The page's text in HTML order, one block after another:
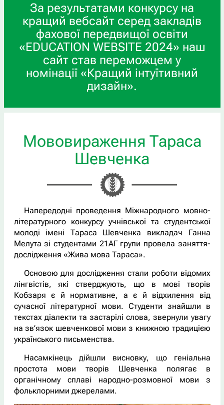
За результатами конкурсу на
кращий вебсайт серед закладів
фахової передвищої освіти
«EDUCATION WEBSITE 2024» наш
сайт став переможцем у
номінації «Кращий інтуїтивний
дизайн».
Мововираження Тараса
Шевченка
Напередодні проведення Міжнародного мовно-
літературного конкурсу учнівської та студентської
молоді імені Тараса Шевченка викладач Ганна
Мелута зі студентами 21АГ групи провела заняття-
дослідження «Жива мова Тараса».
Основою для дослідження стали роботи відомих
лінгвістів, які стверджують, що в мові творів
Кобзаря є й нормативне, а є й відхилення від
сучасної літературної мови. Студенти знайшли в
текстах діалекти та застарілі слова, звернули увагу
на зв’язок шевченкової мови з книжною традицією
українського письменства.
Насамкінець дійшли висновку, що геніальна
простота мови творів Шевченка полягає в
органічному сплаві народно-розмовної мови з
фольклорними джерелами.